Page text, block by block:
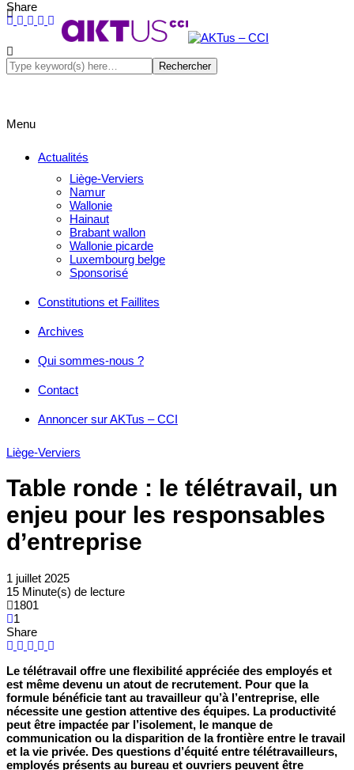
Menu
Actualités
Liège-Verviers
Namur
Wallonie
Hainaut
Brabant wallon
Wallonie picarde
Luxembourg belge
Sponsorisé
Constitutions et Faillites
Archives
Qui sommes-nous ?
Contact
Annoncer sur AKTus – CCI
Liège-Verviers
Table ronde : le télétravail, un
enjeu pour les responsables
d’entreprise
1 juillet 2025
15 Minute(s) de lecture
1801
1
Share
Le télétravail offre une flexibilité appréciée des employés et
est même devenu un atout de recrutement. Pour que la
formule bénéficie tant au travailleur qu’à l’entreprise, elle
nécessite une gestion attentive des équipes. La productivité
peut être impactée par l’isolement, le manque de
communication ou la disparition de la frontière entre le travail
et la vie privée. Des questions d’équité entre télétravailleurs,
employés présents au bureau et ouvriers peuvent être
Share